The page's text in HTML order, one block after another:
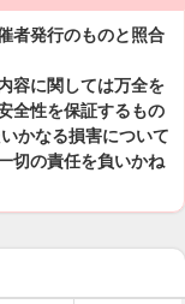
者発行のものと照合
容に関しては万全を
全性を保証するもの
かなる損害について
切の責任を負いかね